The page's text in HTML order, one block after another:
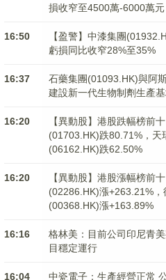
損收窄至4500萬-6000萬元
16:50
【盈警】中漆集團
虧損同比收窄28%至35%
16:37
石藥集團(01093.HK)與阿
建設新一代生物制劑生產
16:20
【異動股】港股跌幅榜前
(01703.HK)跌80.71%，天
(06162.HK)跌62.50%
16:20
【異動股】港股漲幅榜前
(02286.HK)漲+263.21%，
(00368.HK)漲+163.89%
16:16
格林美：目前公司印尼青
目穩定運行
16:04 中瓷電子：生產經營正常